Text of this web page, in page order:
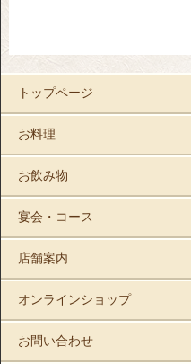
トップページ
お料理
お飲み物
宴会・コース
店舗案内
オンラインショップ
お問い合わせ